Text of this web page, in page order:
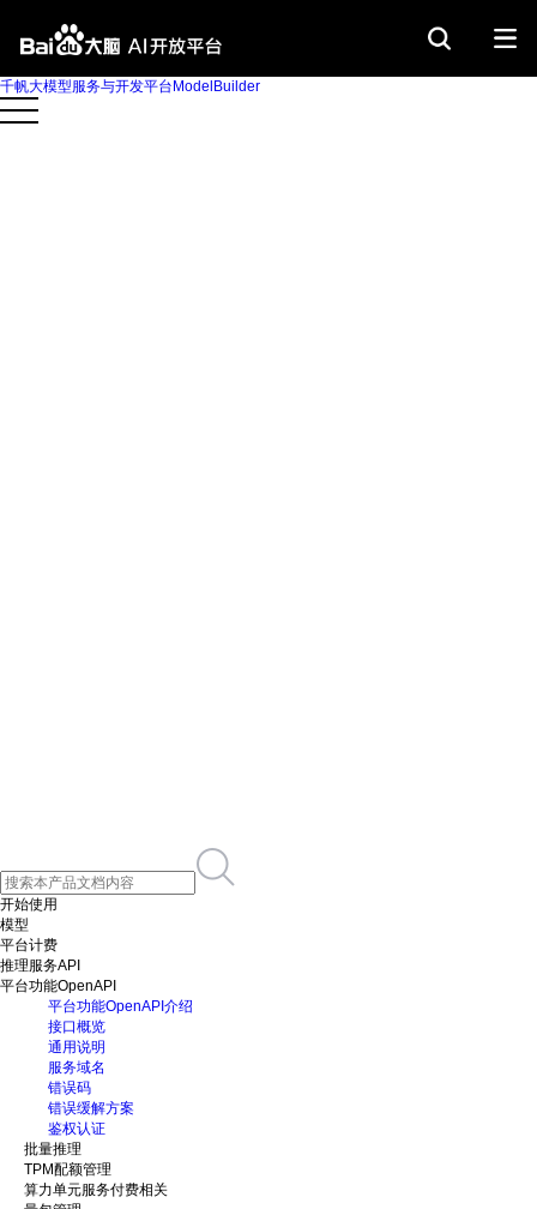
千帆大模型服务与开发平台ModelBuilder
开始使用
模型
平台计费
推理服务API
平台功能OpenAPI
平台功能OpenAPI介绍
接口概览
通用说明
服务域名
错误码
错误缓解方案
鉴权认证
批量推理
TPM配额管理
算力单元服务付费相关